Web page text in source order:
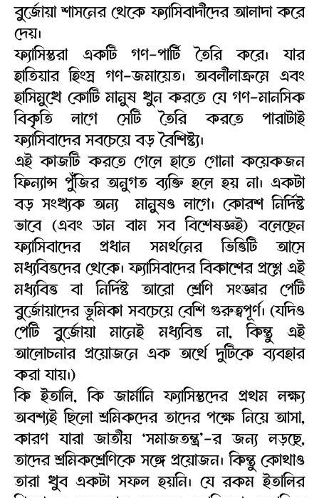
বুর্জোয়া শাসনের থেকে ফ্যাসিবাদীদের আলাদা করে
দেয়।
ফ্যাসিস্তরা একটি গণ-পার্টি তৈরি করে। যার
হাতিয়ার হিংস্র গণ-জমায়েত। অবলীলাক্রমে এবং
হাসিমুখে কোটি মানুষ খুন করতে যে গণ-মানসিক
বিকৃতি লাগে সেটি তৈরি করতে পারাটাই
ফ্যাসিবাদের সবচেয়ে বড় বৈশিষ্ট্য।
এই কাজটি করতে গেলে হাতে গোনা কয়েকজন
ফিন্যান্স পুঁজির অনুগত ব্যক্তি হলে হয় না। একটা
বড় সংখ্যক অন্য মানুষও লাগে। কোরশ নির্দিষ্ট
ভাবে (এবং ডান বাম সব বিশেষজ্ঞই) বলেছেন
ফ্যাসিবাদের প্রধান সমর্থনের ভিত্তিটি আসে
মধ্যবিত্তদের থেকে। ফ্যাসিবাদের বিকাশের প্রশ্নে এই
মধ্যবিত্ত বা নির্দিষ্ট আরো শ্রেণি সংজ্ঞার পেটি
বুর্জোয়াদের ভূমিকা সবচেয়ে বেশি গুরুত্বপূর্ণ। (যদিও
পেটি বুর্জোয়া মানেই মধ্যবিত্ত না, কিন্তু এই
আলোচনার প্রয়োজনে এক অর্থে দুটিকে ব্যবহার
করা যায়।)
কি ইতালি, কি জার্মানি ফ্যাসিস্তদের প্রথম লক্ষ্য
অবশ্যই ছিলো শ্রমিকদের তাদের পক্ষে নিয়ে আসা,
কারণ যারা জাতীয় ‘সমাজতন্ত্র’-র জন্য লড়ছে,
তাদের শ্রমিকশ্রেণিকে সঙ্গে প্রয়োজন। কিন্তু কোথাও
তারা খুব একটা সফল হয়নি। যে রকম ইতালির